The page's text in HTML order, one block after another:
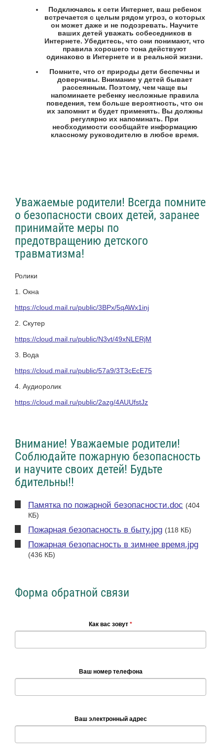
Подключаясь к сети Интернет, ваш ребенок
встречается с целым рядом угроз, о которых
он может даже и не подозревать. Научите
ваших детей уважать собеседников в
Интернете. Убедитесь, что они понимают, что
правила хорошего тона действуют
одинаково в Интернете и в реальной жизни.
Помните, что от природы дети беспечны и
доверчивы. Внимание у детей бывает
рассеянным. Поэтому, чем чаще вы
напоминаете ребенку несложные правила
поведения, тем больше вероятность, что он
их запомнит и будет применять. Вы должны
регулярно их напоминать. При
необходимости сообщайте информацию
классному руководителю в любое время.
Уважаемые родители! Всегда помните
о безопасности своих детей, заранее
принимайте меры по
предотвращению детского
травматизма!
Ролики
1. Окна
https://cloud.mail.ru/public/3BPx/5qAWx1inj
2. Скутер
https://cloud.mail.ru/public/N3vt/49xNLERjM
3. Вода
https://cloud.mail.ru/public/57a9/3T3cEcE75
4. Аудиоролик
https://cloud.mail.ru/public/2azg/4AUUfstJz
Внимание! Уважаемые родители!
Соблюдайте пожарную безопасность
и научите своих детей! Будьте
бдительны!!
Памятка по пожарной безопасности.doc (404
КБ)
Пожарная безопасность в быту.jpg (118 КБ)
Пожарная безопасность в зимнее время.jpg
(436 КБ)
Форма обратной связи
Как вас зовут *
Ваш номер телефона
Ваш электронный адрес